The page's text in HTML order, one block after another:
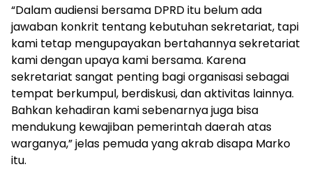
“Dalam audiensi bersama DPRD itu belum ada
jawaban konkrit tentang kebutuhan sekretariat, tapi
kami tetap mengupayakan bertahannya sekretariat
kami dengan upaya kami bersama. Karena
sekretariat sangat penting bagi organisasi sebagai
tempat berkumpul, berdiskusi, dan aktivitas lainnya.
Bahkan kehadiran kami sebenarnya juga bisa
mendukung kewajiban pemerintah daerah atas
warganya,” jelas pemuda yang akrab disapa Marko
itu.